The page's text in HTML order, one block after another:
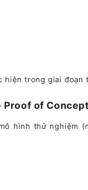
hiện trong giai đoạn
Proof of
hình thử nghiệm